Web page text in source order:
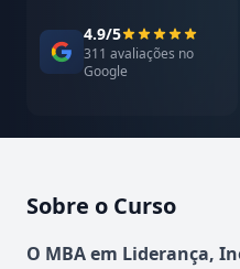
4.9/5
311 avaliações no
Google
Sobre o Curso
Atualizado em abril de
O MBA em Liderança,